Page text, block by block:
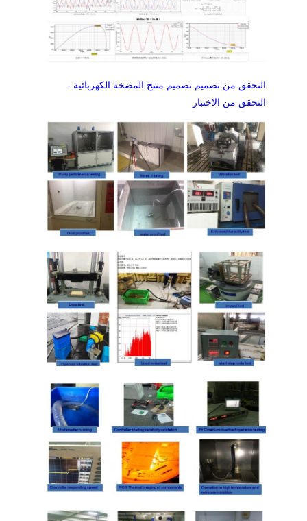
التحقق من تصميم تصميم منتج المضخة الكهربائية -
التحقق من الاختبار